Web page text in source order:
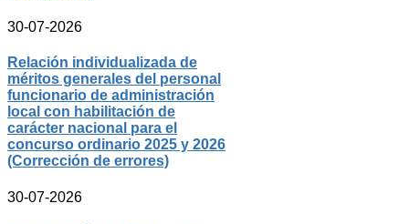
30-07-2026
Relación individualizada de
méritos generales del personal
funcionario de administración
local con habilitación de
carácter nacional para el
concurso ordinario 2025 y 2026
(Corrección de errores)
30-07-2026